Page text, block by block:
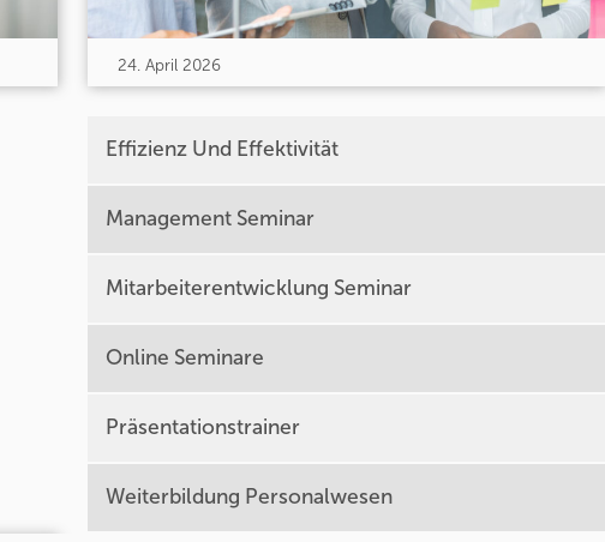
24. April 2026
Effizienz Und Effektivität
Management Seminar
Mitarbeiterentwicklung Seminar
Online Seminare
Präsentationstrainer
Weiterbildung Personalwesen